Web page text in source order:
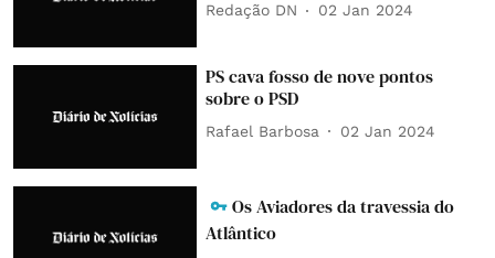
Redação DN 02 Jan 2024
PS cava fosso de nove pontos
sobre o PSD
Rafael Barbosa 02 Jan 2024
Os Aviadores da travessia do
Atlântico